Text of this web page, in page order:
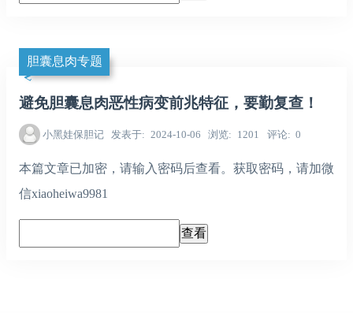
胆囊息肉专题
避免胆囊息肉恶性病变前兆特征，要勤复查！
小黑娃保胆记 发表于 2024-10-06 浏览 1201 评论 0
本篇文章已加密，请输入密码后查看。获取密码，请加微
信xiaoheiwa9981